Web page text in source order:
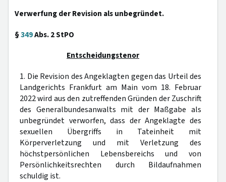
Verwerfung der Revision als unbegründet.
§349Abs. 2 StPO
Entscheidungstenor
1. Die Revision des Angeklagten gegen das Urteil des
Landgerichts Frankfurt am Main vom 18. Februar
2022 wird aus den zutreffenden Gründen der Zuschrift
des Generalbundesanwalts mit der Maßgabe als
unbegründet verworfen, dass der Angeklagte des
sexuellen Übergriffs in Tateinheit mit
Körperverletzung und mit Verletzung des
höchstpersönlichen Lebensbereichs und von
Persönlichkeitsrechten durch Bildaufnahmen
schuldig ist.